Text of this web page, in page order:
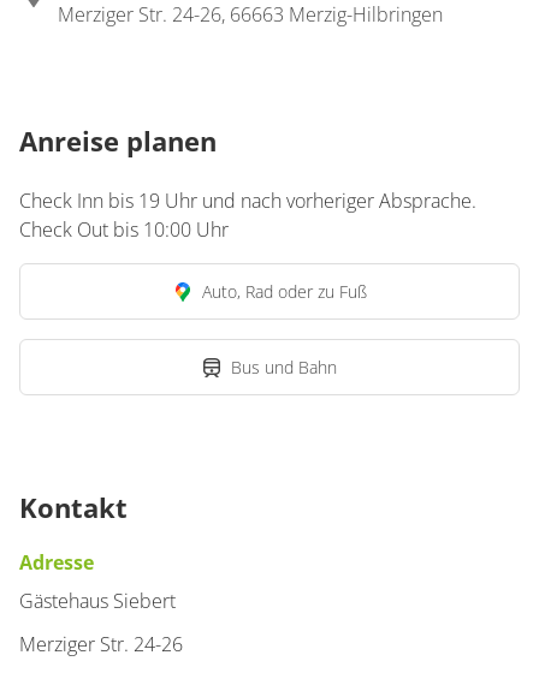
Merziger Str. 24-26, 66663 Merzig-Hilbringen
Anreise planen
Check Inn bis 19 Uhr und nach vorheriger Absprache.
Check Out bis 10:00 Uhr
Auto, Rad oder zu Fuß
Bus und Bahn
Kontakt
Adresse
Gästehaus Siebert
Merziger Str. 24-26